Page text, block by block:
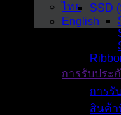
SSD
การรับประ
การรั
สินค้า
ไทย
English
เพิ่มพลังให้